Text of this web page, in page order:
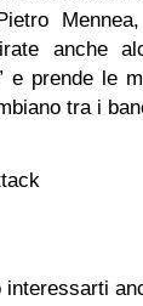
anche
e prende le
tra i
interessarti